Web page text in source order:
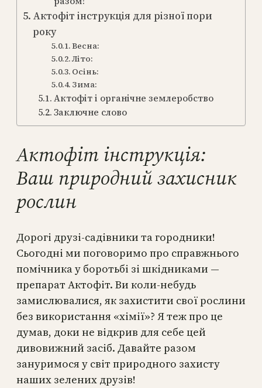
Актофіт інструкція для різної пори
року
Весна:
Літо:
Осінь:
Зима:
Актофіт і органічне землеробство
Заключне слово
Актофіт інструкція:
Ваш природний захисник
рослин
Дорогі друзі-садівники та городники!
Сьогодні ми поговоримо про справжнього
помічника у боротьбі зі шкідниками —
препарат Актофіт. Ви коли-небудь
замислювалися, як захистити свої рослини
без використання «хімії»? Я теж про це
думав, доки не відкрив для себе цей
дивовижний засіб. Давайте разом
зануримося у світ природного захисту
наших зелених друзів!